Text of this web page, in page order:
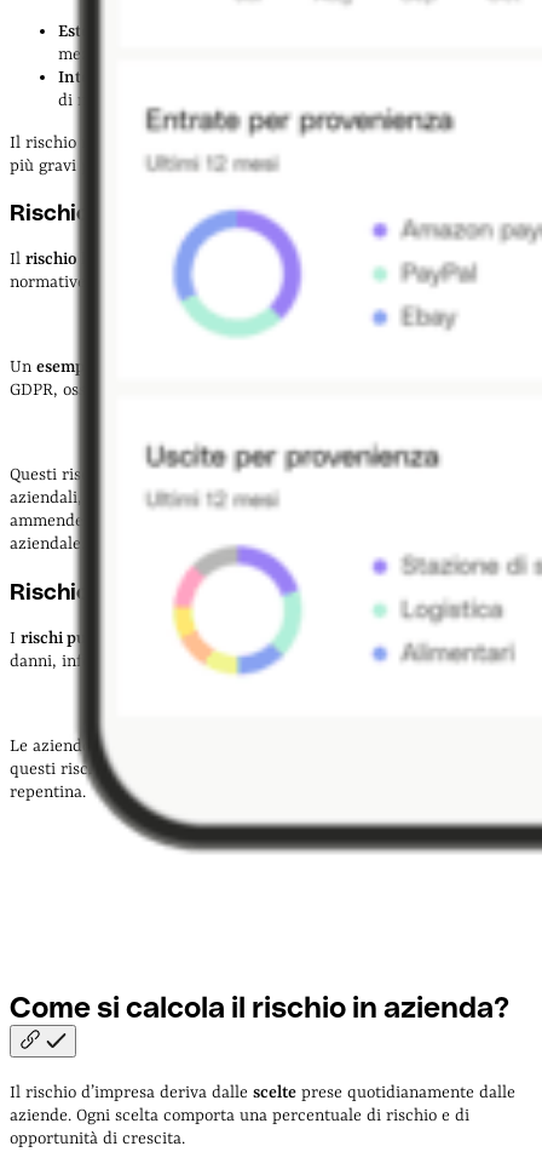
Esterni
mezzi di comunicazione online e offline
Interni
di mobbing o attività illecite che avvengono in azienda
Il rischio reputazionale può trasformarsi in
più gravi può portare alfallimento.
Rischio legale o di compliance
Il rischio legale o di compliance
deriva dal mancato rispetto delle
normative locali o internazionali.
Un esempio
GDPR, ossia il regolamento sulla privacy valido in UE.
Questi rischi possono avere un impatto molto negativo sulle finanze
aziendali, perché
comportano il pagamento
ammende, richieste di risarcimento e
aziendale.
Rischio puro
I rischi puri
sono causati da eventi esterni come catastrofi naturali,
danni, infortuni, attacchi terroristici, rapine, furti, ecc.
Le aziende di solito stipulano
questi rischi ed evitare di dover chiudere l’attività in maniera
repentina.
Come si calcola il rischio in azienda?
Il rischio d’impresa deriva dalle scelte prese quotidianamente dalle
aziende. Ogni scelta comporta una percentuale di rischio e di
opportunità di crescita.